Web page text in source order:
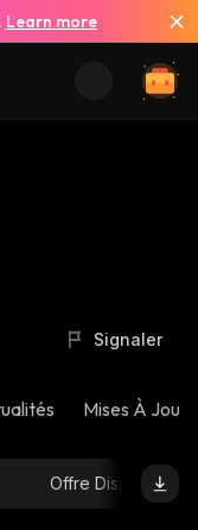
Learn more
Signaler
Mises À Jour
Offre Disponible